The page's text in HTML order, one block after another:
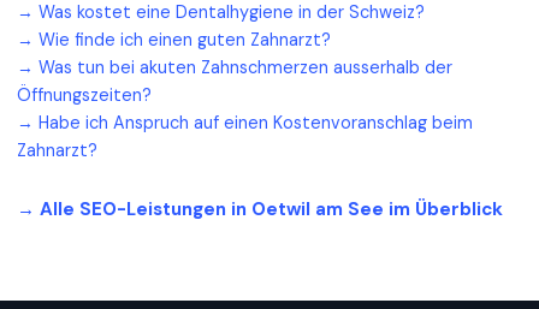
→ Was kostet eine Dentalhygiene in der Schweiz?
→ Wie finde ich einen guten Zahnarzt?
→ Was tun bei akuten Zahnschmerzen ausserhalb der
Öffnungszeiten?
→ Habe ich Anspruch auf einen Kostenvoranschlag beim
Zahnarzt?
→ Alle SEO-Leistungen in Oetwil am See im Überblick